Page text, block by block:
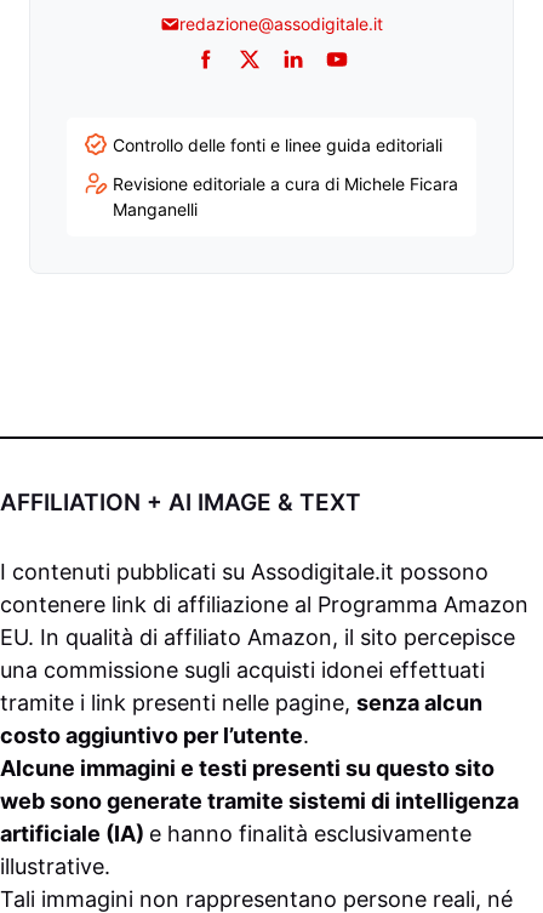
redazione@assodigitale.it
Facebook
TwitterLinkedInYouTube
Controllo delle fonti e linee guida editoriali
Revisione editoriale a cura di Michele Ficara
Manganelli
AFFILIATION + AI IMAGE & TEXT
I contenuti pubblicati su Assodigitale.it possono
contenere link di affiliazione al Programma Amazon
EU. In qualità di affiliato Amazon, il sito percepisce
una commissione sugli acquisti idonei effettuati
tramite i link presenti nelle pagine, senza alcun
costo aggiuntivo per l’utente.
Alcune immagini e testi presenti su questo sito
web sono generate tramite sistemi di intelligenza
artificiale (IA) e hanno finalità esclusivamente
illustrative.
Tali immagini non rappresentano persone reali, né